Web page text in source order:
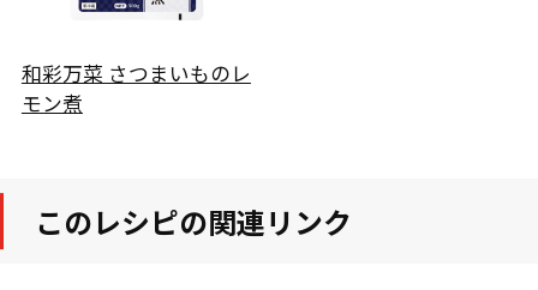
和彩万菜 さつまいものレ
モン煮
このレシピの関連リンク